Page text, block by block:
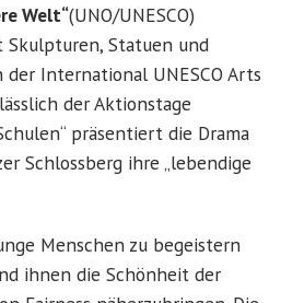
Welt“(UNO/UNESCO)
Skulpturen, Statuen und
der International UNESCO Arts
der Aktionstage
präsentiert die Drama
Schlossberg ihre „lebendige
Menschen zu begeistern
ihnen die Schönheit der